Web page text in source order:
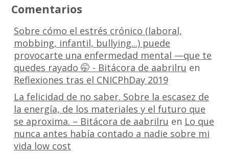
Comentarios
Sobre cómo el estrés crónico (laboral,
mobbing, infantil, bullying...) puede
provocarte una enfermedad mental —que te
quedes rayado 🤭 - Bitácora de aabrilru en
Reflexiones tras el CNICPhDay 2019
La felicidad de no saber. Sobre la escasez de
la energía, de los materiales y el futuro que
se aproxima. – Bitácora de aabrilru en Lo que
nunca antes había contado a nadie sobre mi
vida low cost